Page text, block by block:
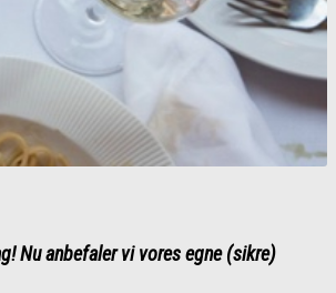
Nu anbefaler vi vores egne (sikre)